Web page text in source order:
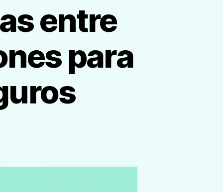
entre
para